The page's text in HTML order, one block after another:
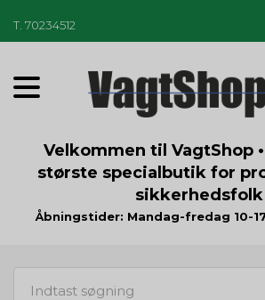
T 70234512
T
o
g
a
Velkommen til VagtShop
største specialbutik for
sikkerhedsfolk
Åbningstider: Mandag-fredag 10-